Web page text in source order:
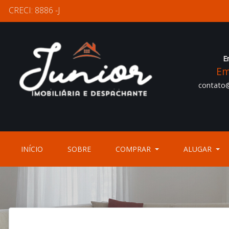
CRECI: 8886 -J
INÍCIO (CURRENT)SOBRE(CURRENT)COMPRAR ALUGAR